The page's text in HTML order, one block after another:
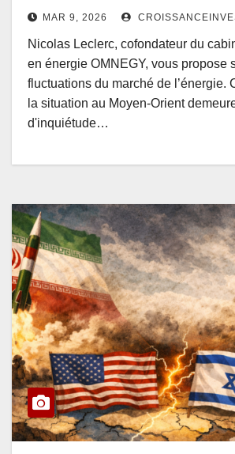
MAR 9, 2026
Nicolas Leclerc, cofondateur du
en énergie OMNEGY, vous propose
fluctuations du marché de l’énergie­.
la situation au Moyen-Orient
d'inquiétude…